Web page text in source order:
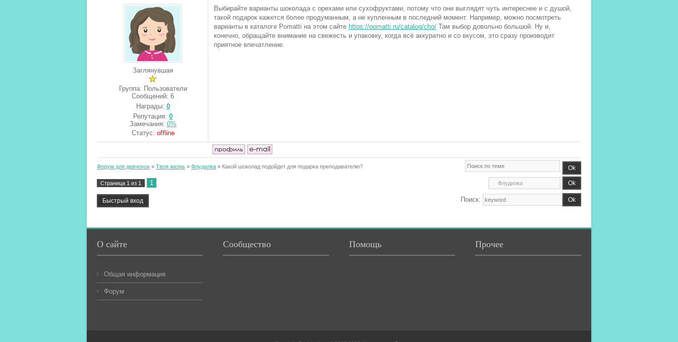
Заглянувшая
Группа: Пользователи
Сообщений: 6
Награды: 0
Репутация: 0
Замечания: 0%
Статус: offline
Выбирайте варианты шоколада с орехами или сухофруктами, потому что они выглядят чуть интереснее и с душой,
такой подарок кажется более продуманным, а не купленным в последний момент. Например, можно посмотреть
варианты в каталоге Pomatti на этом сайте https://pomatti.ru/catalog/cho/ Там выбор довольно большой. Ну и,
конечно, обращайте внимание на свежесть и упаковку, когда всё аккуратно и со вкусом, это сразу производит
приятное впечатление.
Форум для девчонок » Твоя жизнь » Флудилка » Какой шоколад подойдет для подарка преподавателю?
Страница 1 из 1 1
Поиск:
О сайте
Общая информация
Форум
Сообщество Помощь Прочее